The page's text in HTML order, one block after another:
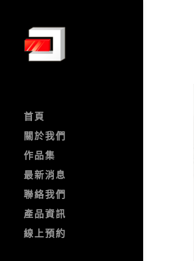
首頁
關於我們
作品集
最新消息
聯絡我們
產品資訊
線上預約